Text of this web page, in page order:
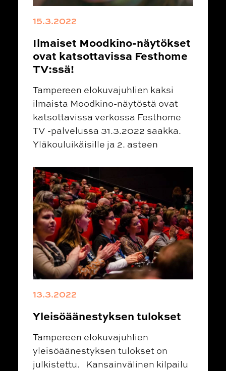
15.3.2022
Ilmaiset Moodkino-näytökset
ovat katsottavissa Festhome
TV:ssä!
Tampereen elokuvajuhlien kaksi
ilmaista Moodkino-näytöstä ovat
katsottavissa verkossa Festhome
TV -palvelussa 31.3.2022 saakka.
Yläkouluikäisille ja 2. asteen
13.3.2022
Yleisöäänestyksen tulokset
Tampereen elokuvajuhlien
yleisöäänestyksen tulokset on
julkistettu. Kansainvälinen kilpailu